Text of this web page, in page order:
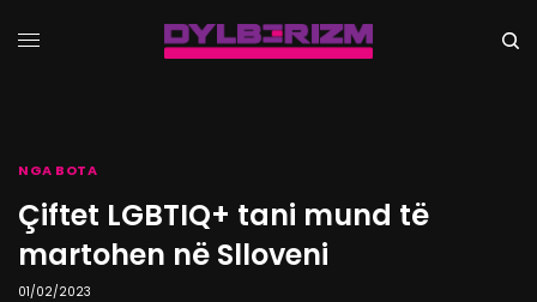
NGA BOTA
Çiftet LGBTIQ+ tani mund të
martohen në Slloveni
01/02/2023